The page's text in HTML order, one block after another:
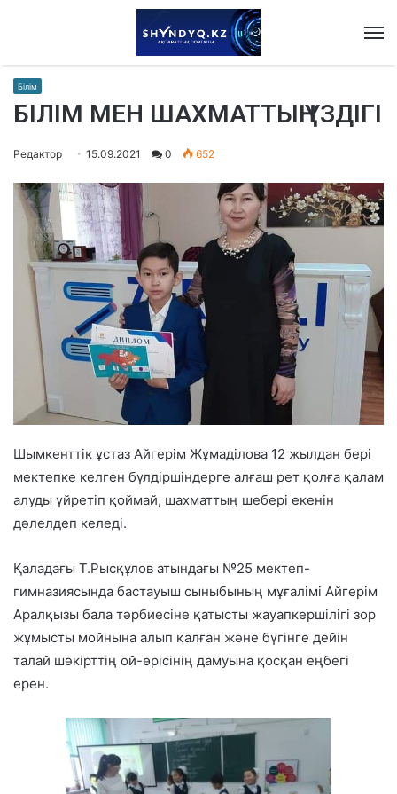
Білім
БІЛІМ МЕН ШАХМАТТЫҢ ҮЗДІГІ
Редактор 15.09.2021 0 652
Шымкенттік ұстаз Айгерім Жұмаділова 12 жылдан бері
мектепке келген бүлдіршіндерге алғаш рет қолға қалам
алуды үйретіп қоймай, шахматтың шебері екенін
дәлелдеп келеді.
Қаладағы Т.Рысқұлов атындағы №25 мектеп-
гимназиясында бастауыш сыныбының мұғалімі Айгерім
Аралқызы бала тәрбиесіне қатысты жауапкершілігі зор
жұмысты мойнына алып қалған және бүгінге дейін
талай шәкірттің ой-өрісінің дамуына қосқан еңбегі
ерен.